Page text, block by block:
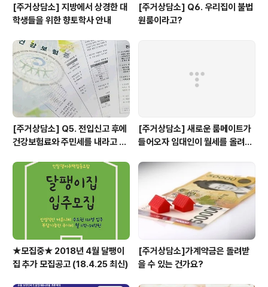
[주거상담소] 지방에서 상경한 대
학생들을 위한 향토학사 안내
[주거상담소] Q6. 우리집이 불법
원룸이라고?
[주거상담소] Q5. 전입신고 후에
건강보험료와 주민세를 내라고 고
[주거상담소] 새로운 룸메이트가
들어오자 임대인이 월세를 올려달
★모집중★ 2018년 4월 달팽이
집 추가 모집공고 (18.4.25 최신)
[주거상담소]가계약금은 돌려받
을 수 있는 건가요?